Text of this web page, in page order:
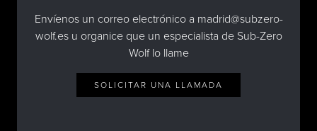
Envíenos un correo electrónico a madrid@subzero-
wolf.es u organice que un especialista de Sub-Zero
Wolf lo llame
SOLICITAR UNA LLAMADA